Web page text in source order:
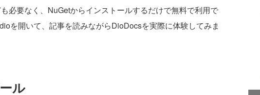
必要なく、NuGetからインストールするだけで無料で利用で
を開いて、記事を読みながらDioDocsを実際に体験してみま
ル